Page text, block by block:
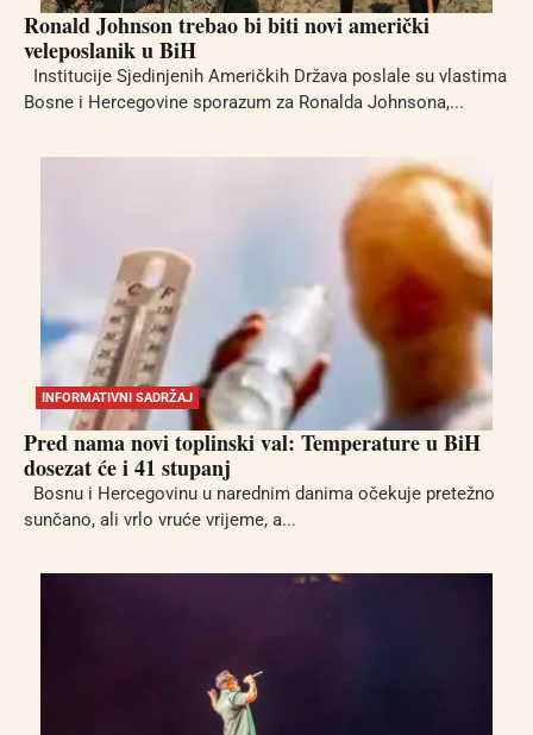
Ronald Johnson trebao bi biti novi američki
veleposlanik u BiH
Institucije Sjedinjenih Američkih Država poslale su vlastima
Bosne i Hercegovine sporazum za Ronalda Johnsona,...
INFORMATIVNI SADRŽAJ
Pred nama novi toplinski val: Temperature u BiH
dosezat će i 41 stupanj
Bosnu i Hercegovinu u narednim danima očekuje pretežno
sunčano, ali vrlo vruće vrijeme, a...